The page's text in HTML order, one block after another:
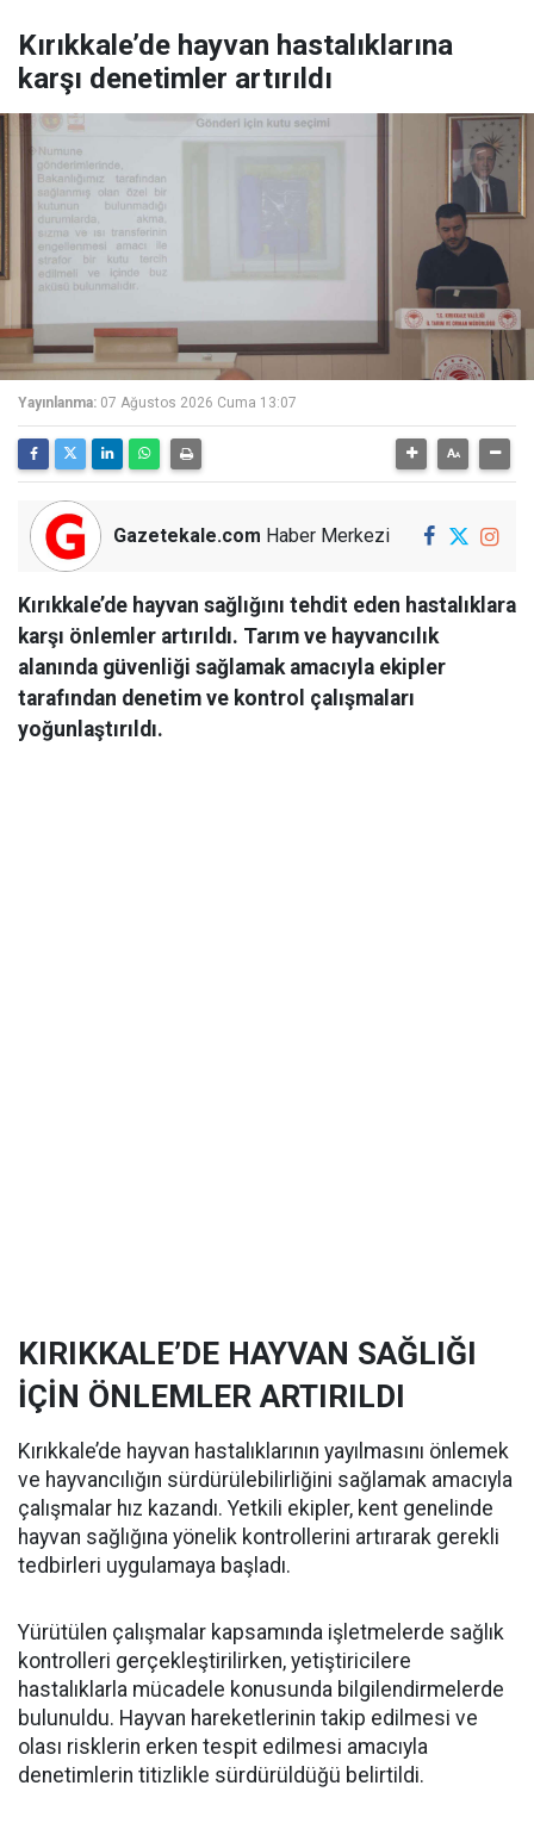
Kırıkkale’de hayvan hastalıklarına
karşı denetimler artırıldı
Yayınlanma: 07 Ağustos 2026 Cuma 13:07
Gazetekale.com Haber Merkezi
Kırıkkale’de hayvan sağlığını tehdit eden hastalıklara
karşı önlemler artırıldı. Tarım ve hayvancılık
alanında güvenliği sağlamak amacıyla ekipler
tarafından denetim ve kontrol çalışmaları
yoğunlaştırıldı.
KIRIKKALE’DE HAYVAN SAĞLIĞI
İÇİN ÖNLEMLER ARTIRILDI
Kırıkkale’de hayvan hastalıklarının yayılmasını önlemek
ve hayvancılığın sürdürülebilirliğini sağlamak amacıyla
çalışmalar hız kazandı. Yetkili ekipler, kent genelinde
hayvan sağlığına yönelik kontrollerini artırarak gerekli
tedbirleri uygulamaya başladı.
Yürütülen çalışmalar kapsamında işletmelerde sağlık
kontrolleri gerçekleştirilirken, yetiştiricilere
hastalıklarla mücadele konusunda bilgilendirmelerde
bulunuldu. Hayvan hareketlerinin takip edilmesi ve
olası risklerin erken tespit edilmesi amacıyla
denetimlerin titizlikle sürdürüldüğü belirtildi.